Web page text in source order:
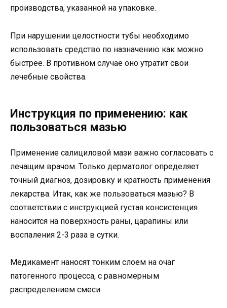
производства, указанной на упаковке.
При нарушении целостности тубы необходимо
использовать средство по назначению как можно
быстрее. В противном случае оно утратит свои
лечебные свойства.
Инструкция по применению: как
пользоваться мазью
Применение салициловой мази важно согласовать с
лечащим врачом. Только дерматолог определяет
точный диагноз, дозировку и кратность применения
лекарства. Итак, как же пользоваться мазью? В
соответствии с инструкцией густая консистенция
наносится на поверхность раны, царапины или
воспаления 2-3 раза в сутки.
Медикамент наносят тонким слоем на очаг
патогенного процесса, с равномерным
распределением смеси.